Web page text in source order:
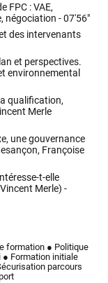
FPC : VAE,
négociation -07'56"
des intervenants
et perspectives.
environnemental
qualification,
Merle
une gouvernance
Françoise
t-elle
Merle) -
formation ● Politique
● Formation initiale
parcours